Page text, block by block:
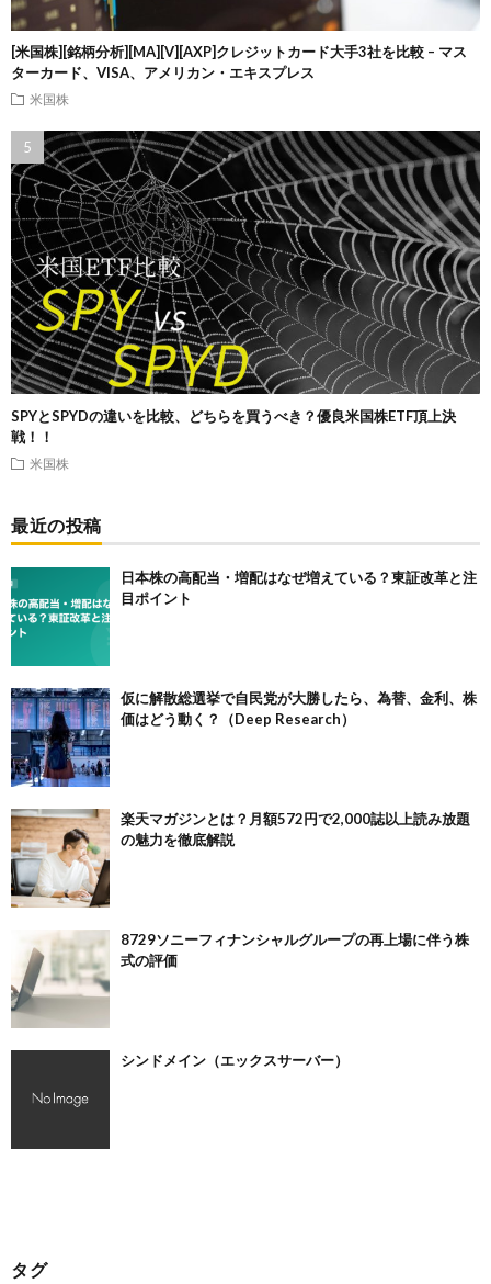
[米国株][銘柄分析][MA][V][AXP]クレジットカード大手3社を比較 – マス
ターカード、VISA、アメリカン・エキスプレス
米国株
SPYとSPYDの違いを比較、どちらを買うべき？優良米国株ETF頂上決
戦！！
米国株
最近の投稿
日本株の高配当・増配はなぜ増えている？東証改革と注
目ポイント
仮に解散総選挙で自民党が大勝したら、為替、金利、株
価はどう動く？（Deep Research）
楽天マガジンとは？月額572円で2,000誌以上読み放題
の魅力を徹底解説
8729ソニーフィナンシャルグループの再上場に伴う株
式の評価
シンドメイン（エックスサーバー）
タグ